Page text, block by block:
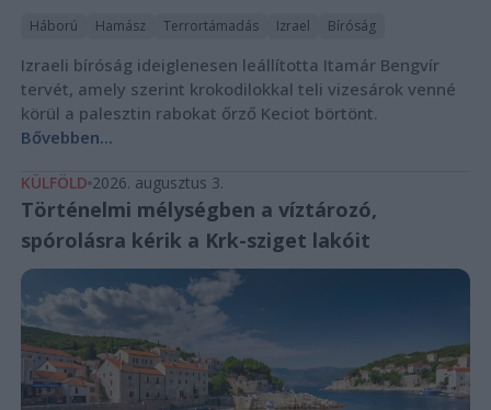
Háború Hamász Terrortámadás Izrael Bíróság
Izraeli bíróság ideiglenesen leállította Itamár Bengvír
tervét, amely szerint krokodilokkal teli vizesárok venné
körül a palesztin rabokat őrző Keciot börtönt.
Bővebben...
KÜLFÖLD 2026. augusztus 3.
Történelmi mélységben a víztározó,
spórolásra kérik a Krk-sziget lakóit